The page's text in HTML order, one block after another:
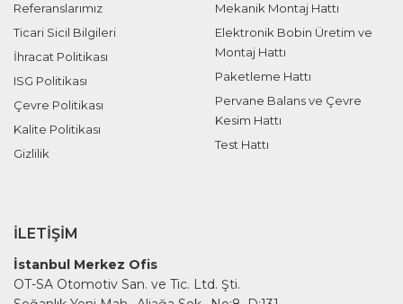
Referanslarımız
Ticari Sicil Bilgileri
İhracat Politikası
ISG Politikası
Çevre Politikası
Kalite Politikası
Gizlilik
Mekanik Montaj Hattı
Elektronik Bobin Üretim ve
Montaj Hattı
Paketleme Hattı
Pervane Balans ve Çevre
Kesim Hattı
Test Hattı
İLETIŞIM
İstanbul Merkez Ofis
OT-SA Otomotiv San. ve Tic. Ltd. Şti.